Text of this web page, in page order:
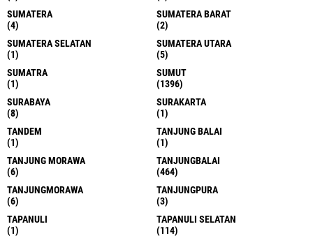
SUMATERA
(4)
SUMATERA BARAT
(2)
SUMATERA SELATAN
(1)
SUMATERA UTARA
(5)
SUMATRA
(1)
SUMUT
(1396)
SURABAYA
(8)
SURAKARTA
(1)
TANDEM
(1)
TANJUNG BALAI
(1)
TANJUNG MORAWA
(6)
TANJUNGBALAI
(464)
TANJUNGMORAWA
(6)
TANJUNGPURA
(3)
TAPANULI
(1)
TAPANULI SELATAN
(114)